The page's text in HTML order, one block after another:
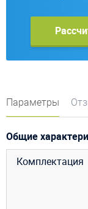
Параметры
Общие
Комплектация